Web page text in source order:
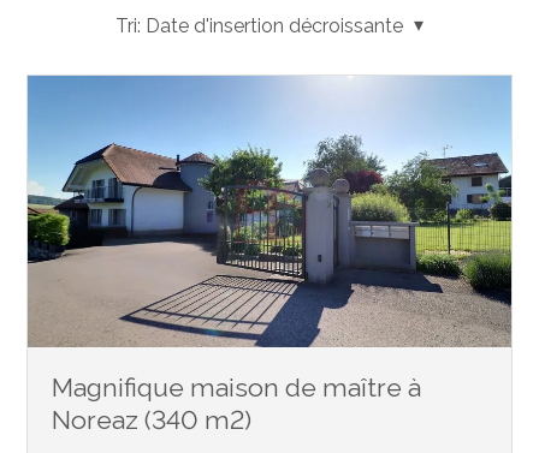
Tri: Date d'insertion décroissante
Magnifique maison de maître à
Noreaz (340 m2)